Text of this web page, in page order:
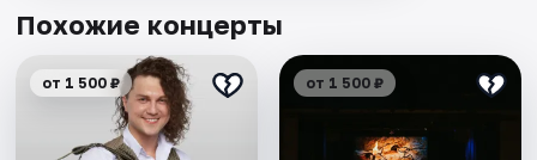
Похожие концерты
от 1 500 ₽ от 1 500 ₽